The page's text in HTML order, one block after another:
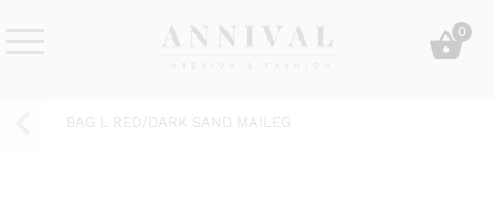
&
0
BAG L RED/DARK SAND MAILEG